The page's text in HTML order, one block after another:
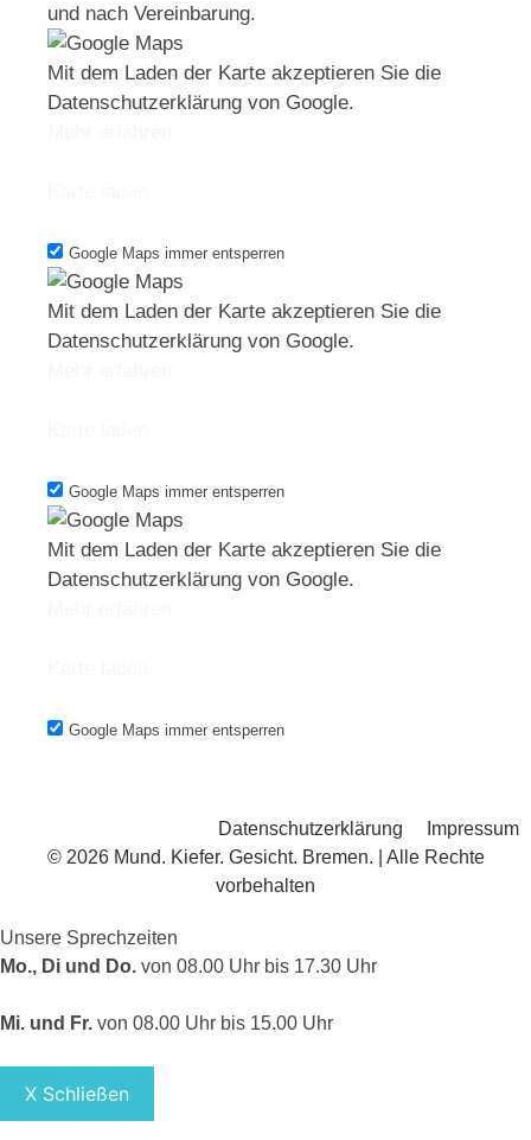
und nach Vereinbarung.
Mit dem Laden der Karte akzeptieren Sie die
Datenschutzerklärung von Google.
Google Maps immer entsperren
Mit dem Laden der Karte akzeptieren Sie die
Datenschutzerklärung von Google.
Google Maps immer entsperren
Mit dem Laden der Karte akzeptieren Sie die
Datenschutzerklärung von Google.
Google Maps immer entsperren
Datenschutzerklärung
Impressum
© 2026 Mund. Kiefer. Gesicht. Bremen. | Alle Rechte
vorbehalten
Unsere Sprechzeiten
Mo., Di und Do. von 08.00 Uhr bis 17.30 Uhr
Mi. und Fr. von 08.00 Uhr bis 15.00 Uhr
X Schließen